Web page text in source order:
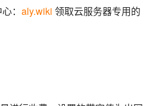
： aly.wiki 领取云服务器专用的